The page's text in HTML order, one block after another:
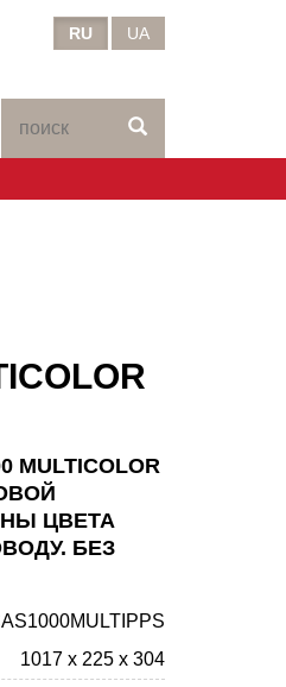
RU UA
MULTICOLOR
ЦВЕТА
БЕЗ
1017 х 225 х 304